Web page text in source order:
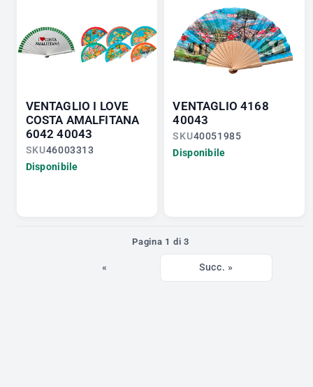
VENTAGLIO I LOVE
COSTA AMALFITANA
6042 40043
SKU46003313
Disponibile
VENTAGLIO 4168
40043
SKU40051985
Disponibile
Pagina 1 di 3
« Succ. »